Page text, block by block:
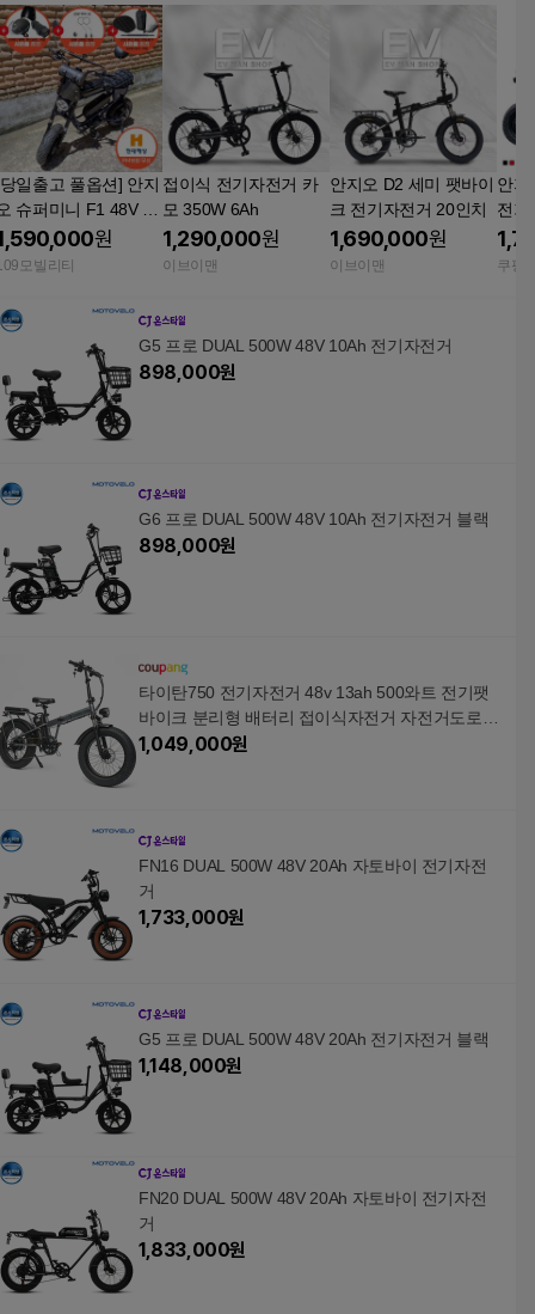
일출고 풀옵션] 안지
슈퍼미니 F1 48V 15
500W 네이비 미니
토바이
원
모빌리티
접이식 전기자전거 카
모 350W 6Ah
1,290,000원
이브이맨
안지오 D2 세미 팻바이
크 전기자전거 20인치
1,690,000원
이브이맨
안지
전기
바이
쿠팡
G5 프로 DUAL 500W 48V 10Ah 전기자전거
898,000원
G6 프로 DUAL 500W 48V 10Ah 전기자전거 블랙
898,000원
타이탄750 전기자전거 48v 13ah 500와트 전기팻
바이크 분리형 배터리 접이식자전거 자전거도로주
행가능
1,049,000원
FN16 DUAL 500W 48V 20Ah 자토바이 전기자전
거
1,733,000원
G5 프로 DUAL 500W 48V 20Ah 전기자전거 블랙
1,148,000원
FN20 DUAL 500W 48V 20Ah 자토바이 전기자전
거
1,833,000원